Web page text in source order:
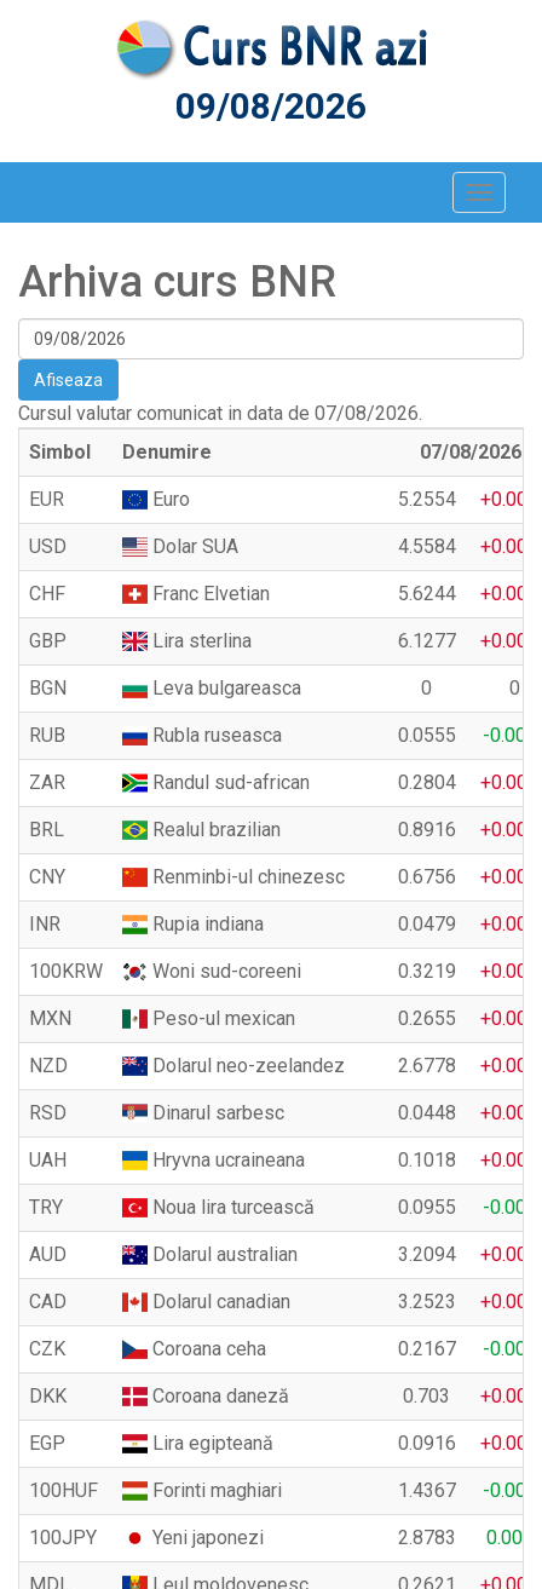
09/08/2026
Toggle
Arhiva curs BNR
Afiseaza
Cursul valutar comunicat in data de 07/08/2026.
Simbol
Denumire 07/08/2026
EUR Euro 5.2554
USD Dolar SUA 4.5584
CHF Franc Elvetian 5.6244
GBP Lira sterlina 6.1277
BGN Leva bulgareasca 0 0
RUB Rubla ruseasca 0.0555 -
ZAR Randul sud-african 0.2804
BRL Realul brazilian 0.8916
CNY Renminbi-ul chinezesc 0.6756
INR Rupia indiana 0.0479
100KRW Woni sud-coreeni 0.3219
MXN Peso-ul mexican 0.2655
NZD Dolarul neo-zeelandez 2.6778
RSD Dinarul sarbesc 0.0448
UAH Hryvna ucraineana 0.1018
TRY Noua lira turcească 0.0955 -
AUD Dolarul australian 3.2094
CAD Dolarul canadian 3.2523
CZK Coroana ceha 0.2167 -
DKK Coroana daneză 0.703
EGP Lira egipteană 0.0916
100HUF Forinti maghiari 1.4367 -
100JPY Yeni japonezi 2.8783